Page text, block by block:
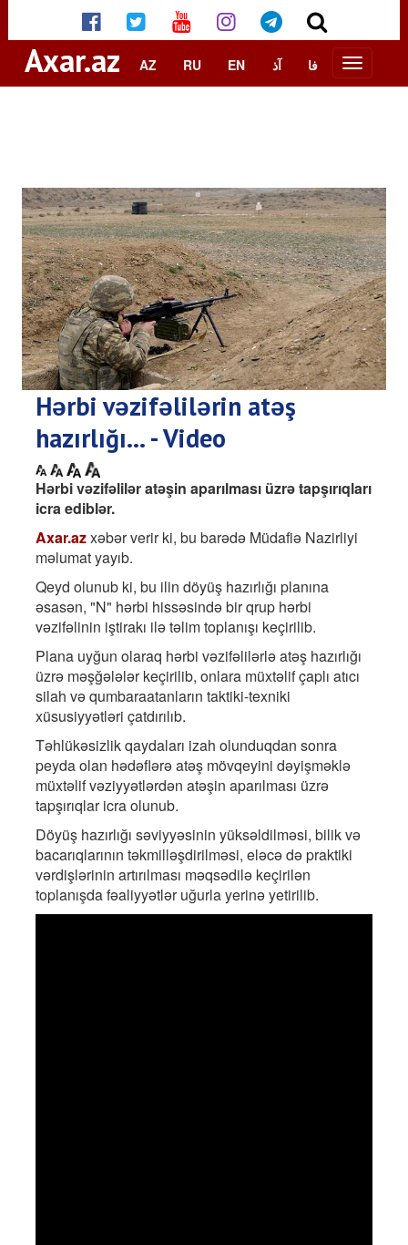
Axar.az AZ RU EN آذ فا
Hərbi vəzifəlilərin atəş
hazırlığı... - Video
Hərbi vəzifəlilər atəşin aparılması üzrə tapşırıqları
icra ediblər.
Axar.azxəbər verir ki, bu barədə Müdafiə Nazirliyi
məlumat yayıb.
Qeyd olunub ki, bu ilin döyüş hazırlığı planına
əsasən, "N" hərbi hissəsində bir qrup hərbi
vəzifəlinin iştirakı ilə təlim toplanışı keçirilib.
Plana uyğun olaraq hərbi vəzifəlilərlə atəş hazırlığı
üzrə məşğələlər keçirilib, onlara müxtəlif çaplı atıcı
silah və qumbaraatanların taktiki-texniki
xüsusiyyətləri çatdırılıb.
Təhlükəsizlik qaydaları izah olunduqdan sonra
peyda olan hədəflərə atəş mövqeyini dəyişməklə
müxtəlif vəziyyətlərdən atəşin aparılması üzrə
tapşırıqlar icra olunub.
Döyüş hazırlığı səviyyəsinin yüksəldilməsi, bilik və
bacarıqlarının təkmilləşdirilməsi, eləcə də praktiki
vərdişlərinin artırılması məqsədilə keçirilən
toplanışda fəaliyyətlər uğurla yerinə yetirilib.